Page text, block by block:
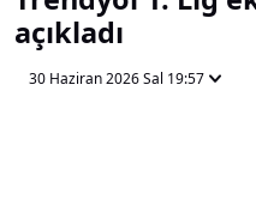
açıkladı
30 Haziran 2026 Sal 19:57